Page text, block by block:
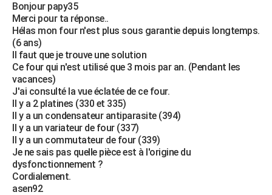
Bonjour papy35
Merci pour ta réponse..
Hélas mon four n'est plus sous garantie depuis longtemps.
(6 ans)
Il faut que je trouve une solution
Ce four qui n'est utilisé que 3 mois par an. (Pendant les
vacances)
J'ai consulté la vue éclatée de ce four.
Il y a 2 platines (330 et 335)
Il y a un condensateur antiparasite (394)
Il y a un variateur de four (337)
Il y a un commutateur de four (339)
Je ne sais pas quelle pièce est à l'origine du
dysfonctionnement ?
Cordialement.
asen92